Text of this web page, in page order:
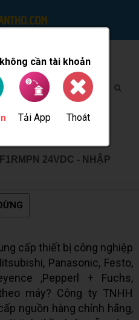
không cần tài khoản
Tải App Thoát
24VDC - NHẬP
cấp thiết bị công nghiệp
Panasonic, Festo,
,Pepperl + Fuchs,
máy? Công ty TNHH
nguồn hàng chính hãng,